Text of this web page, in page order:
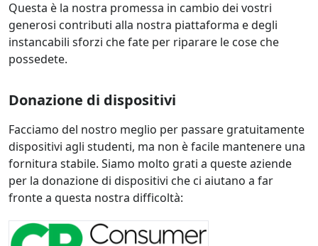
Questa è la nostra promessa in cambio dei vostri
generosi contributi alla nostra piattaforma e degli
instancabili sforzi che fate per riparare le cose che
possedete.
Donazione di dispositivi
Facciamo del nostro meglio per passare gratuitamente
dispositivi agli studenti, ma non è facile mantenere una
fornitura stabile. Siamo molto grati a queste aziende
per la donazione di dispositivi che ci aiutano a far
fronte a questa nostra difficoltà: